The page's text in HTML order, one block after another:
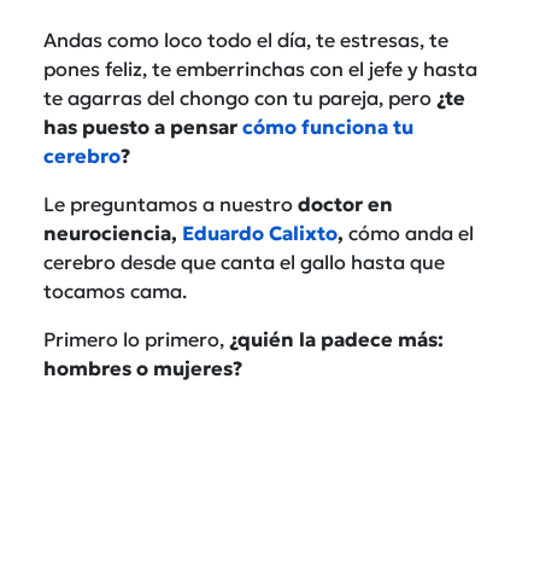
Andas como loco todo el día, te estresas, te
pones feliz, te emberrinchas con el jefe y hasta
te agarras del chongo con tu pareja, pero ¿te
has puesto a pensar cómo funciona tu
cerebro?
Le preguntamos a nuestro doctor en
neurociencia, Eduardo Calixto, cómo anda el
cerebro desde que canta el gallo hasta que
tocamos cama.
Primero lo primero, ¿quién la padece más:
hombres o mujeres?